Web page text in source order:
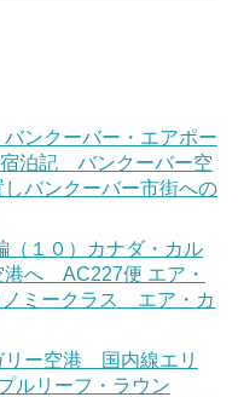
バンクーバー・エアポー
宿泊記 バンクーバー空
バンクーバー市街への
（１０）カナダ・カル
港へ AC227便 エア・
ノミークラス エア・カ
リー空港 国内線エリ
ルリーフ・ラウン